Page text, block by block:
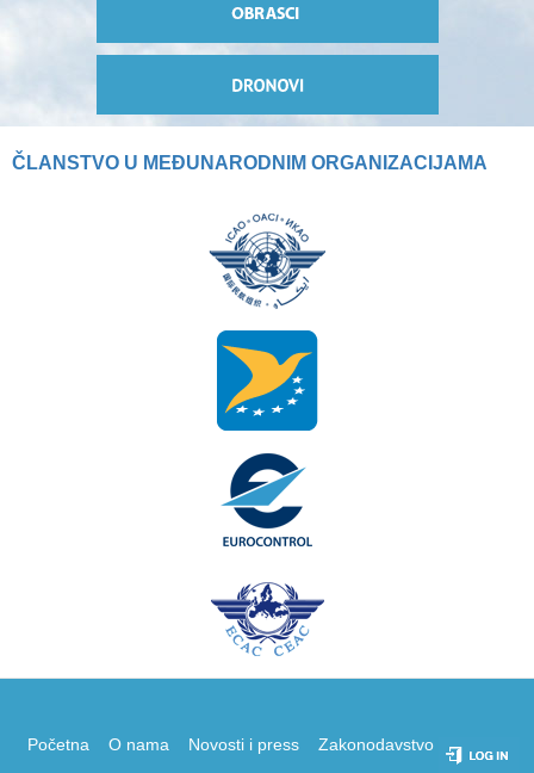
ČLANSTVO U MEĐUNARODNIM ORGANIZACIJAMA
Početna O nama Novosti i press Zakonodavstvo